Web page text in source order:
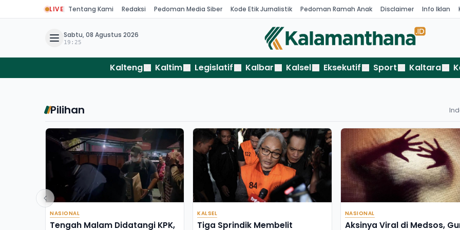
LIVE Tentang Kami Redaksi Pedoman Media Siber Kode Etik Jurnalistik Pedoman Ramah Anak Disclaimer Info Iklan
Sabtu, 08 Agustus 2026
19:25
Kalteng Kaltim Legislatif Kalbar Kalsel Eksekutif Sport Kaltara
Pilihan
NASIONAL
Tengah Malam Didatangi KPK,
KALSEL
Tiga Sprindik Membelit
NASIONAL
Aksinya Viral di Medsos,